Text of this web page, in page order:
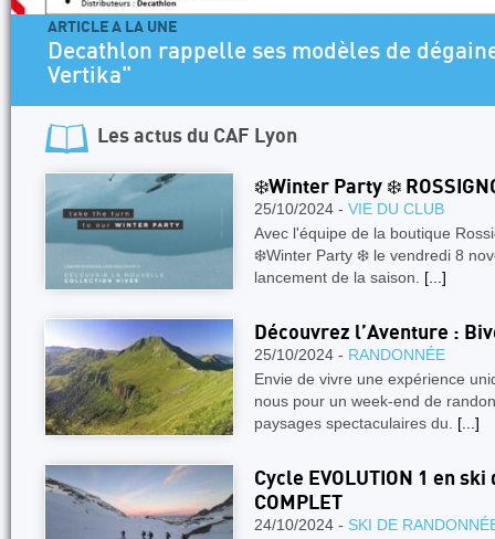
ARTICLE A LA UNE
Decathlon rappelle ses modèles de
Vertika"
Les actus du CAF Lyon
❄️Winter Party ❄️
25/10/2024 - VIE DU CLUB
Avec l'équipe de la boutique
❄️Winter Party ❄️ le vendredi 8
lancement de la saison. [...]
Découvrez l’Aventure :
25/10/2024 - RANDONNÉE
Envie de vivre une expérience
nous pour un week-end de
paysages spectaculaires du. [...]
Cycle EVOLUTION 1 en
COMPLET
24/10/2024 - SKI DE